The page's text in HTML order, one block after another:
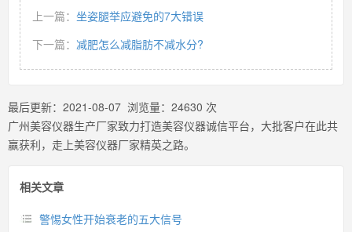
上一篇： 坐姿腿举应避免的7大错误
下一篇： 减肥怎么减脂肪不减水分?
最后更新： 2021-08-07 浏览量： 24630 次
广州美容仪器生产厂家致力打造美容仪器诚信平台，大批客户在此共
赢获利，走上美容仪器厂家精英之路。
相关文章
警惕女性开始衰老的五大信号